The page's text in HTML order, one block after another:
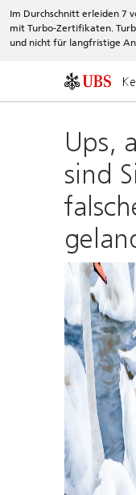
Im Durchschnitt erleiden 7
mit Turbo-Zertifikaten.
und nicht für langfristige
Ups,
sind